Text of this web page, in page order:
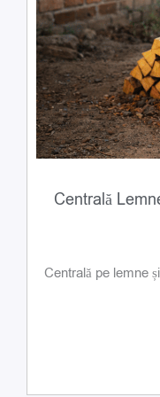
Centrală
Centrală pe lemne